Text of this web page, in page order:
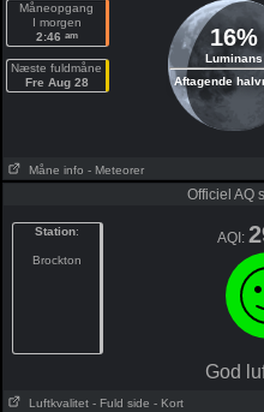
Måneopgang
I morgen
2:46 am
Næste fuldmåne
Fre Aug 28
16%
Luminans
Aftagende
Måne info - Meteorer
Officiel AQ
Station:
Brockton
AQI:
God
Luftkvalitet - Fuld side - Kort